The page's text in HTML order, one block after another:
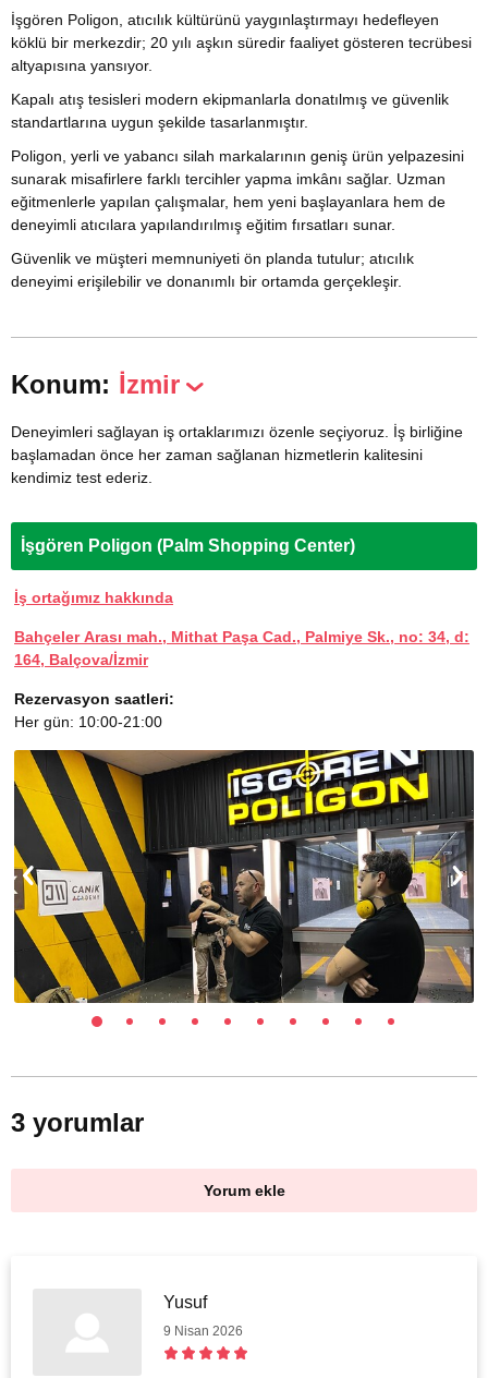
İşgören Poligon, atıcılık kültürünü yaygınlaştırmayı hedefleyen
köklü bir merkezdir; 20 yılı aşkın süredir faaliyet gösteren tecrübesi
altyapısına yansıyor.
Kapalı atış tesisleri modern ekipmanlarla donatılmış ve güvenlik
standartlarına uygun şekilde tasarlanmıştır.
Poligon, yerli ve yabancı silah markalarının geniş ürün yelpazesini
sunarak misafirlere farklı tercihler yapma imkânı sağlar. Uzman
eğitmenlerle yapılan çalışmalar, hem yeni başlayanlara hem de
deneyimli atıcılara yapılandırılmış eğitim fırsatları sunar.
Güvenlik ve müşteri memnuniyeti ön planda tutulur; atıcılık
deneyimi erişilebilir ve donanımlı bir ortamda gerçekleşir.
Konum: İzmir
Deneyimleri sağlayan iş ortaklarımızı özenle seçiyoruz. İş birliğine
başlamadan önce her zaman sağlanan hizmetlerin kalitesini
kendimiz test ederiz.
İşgören Poligon (Palm Shopping Center)
İş ortağımız hakkında
Bahçeler Arası mah., Mithat Paşa Cad., Palmiye Sk., no: 34, d:
164, Balçova/İzmir
Rezervasyon saatleri:
Her gün: 10:00-21:00
3 yorumlar
Yorum ekle
Yusuf
9 Nisan 2026